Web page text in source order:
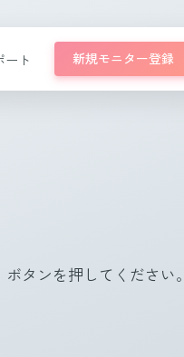
ート 新規モニター登録
タンを押してください。